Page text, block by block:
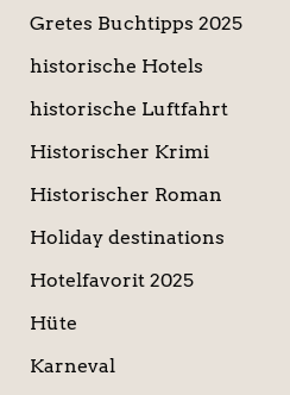
Gretes Buchtipps 2025
historische Hotels
historische Luftfahrt
Historischer Krimi
Historischer Roman
Holiday destinations
Hotelfavorit 2025
Hüte
Karneval